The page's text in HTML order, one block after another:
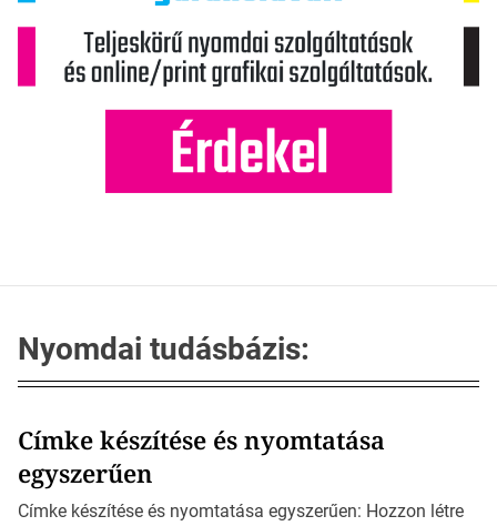
Nyomdai tudásbázis:
Címke készítése és nyomtatása
egyszerűen
Címke készítése és nyomtatása egyszerűen: Hozzon létre